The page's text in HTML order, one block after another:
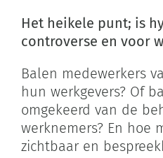
Het heikele punt; is
controverse en voor
Balen medewerkers
hun werkgevers? Of
omgekeerd van de
werknemers? En hoe
zichtbaar en